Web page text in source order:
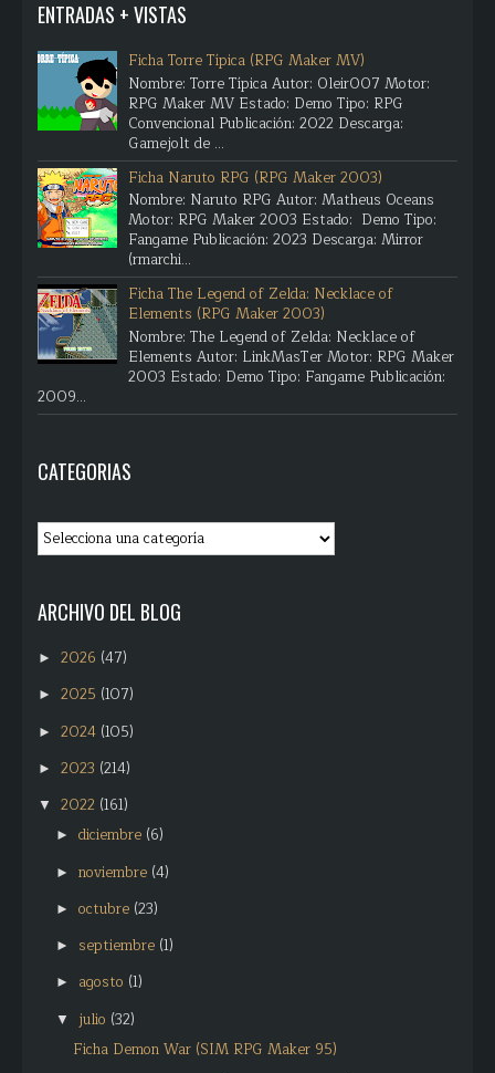
ENTRADAS + VISTAS
Ficha Torre Típica (RPG Maker MV)
Nombre: Torre Típica Autor: Oleir007 Motor:
RPG Maker MV Estado: Demo Tipo: RPG
Convencional Publicación: 2022 Descarga:
Gamejolt de ...
Ficha Naruto RPG (RPG Maker 2003)
Nombre: Naruto RPG Autor: Matheus Oceans
Motor: RPG Maker 2003 Estado: Demo Tipo:
Fangame Publicación: 2023 Descarga: Mirror
(rmarchi...
Ficha The Legend of Zelda: Necklace of
Elements (RPG Maker 2003)
Nombre: The Legend of Zelda: Necklace of
Elements Autor: LinkMasTer Motor: RPG Maker
2003 Estado: Demo Tipo: Fangame Publicación:
2009...
CATEGORIAS
ARCHIVO DEL BLOG
► 2026 (47)
► 2025 (107)
► 2024 (105)
► 2023 (214)
▼ 2022 (161)
► diciembre (6)
► noviembre (4)
► octubre (23)
► septiembre (1)
► agosto (1)
▼ julio (32)
Ficha Demon War (SIM RPG Maker 95)